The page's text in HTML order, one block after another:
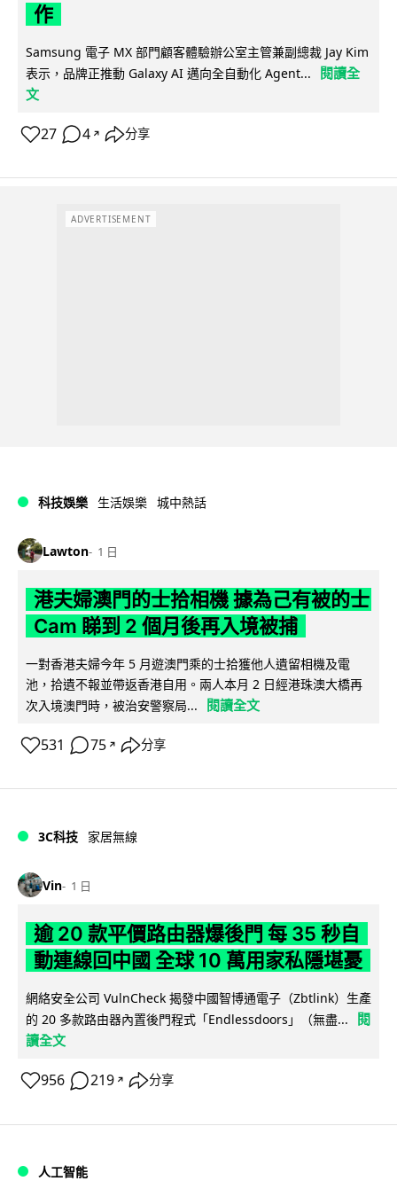
作
Samsung 電子 MX 部門顧客體驗辦公室主管兼副總裁 Jay Kim
表示，品牌正推動 Galaxy AI 邁向全自動化 Agent...
閱讀全
文
27 4 ↗ 分享
ADVERTISEMENT
科技娛樂 生活娛樂 城中熱話
Lawton 1 日
港夫婦澳門的士拾相機 據為己有被的士
Cam 睇到 2 個月後再入境被捕
一對香港夫婦今年 5 月遊澳門乘的士拾獲他人遺留相機及電
池，拾遺不報並帶返香港自用。兩人本月 2 日經港珠澳大橋再
次入境澳門時，被治安警察局...
閱讀全文
531 75 ↗ 分享
3C科技 家居無線
Vin 1 日
逾 20 款平價路由器爆後門 每 35 秒自
動連線回中國 全球 10 萬用家私隱堪憂
網絡安全公司 VulnCheck 揭發中國智博通電子（Zbtlink）生產
的 20 多款路由器內置後門程式「Endlessdoors」（無盡...
閱
讀全文
956 219 ↗ 分享
人工智能